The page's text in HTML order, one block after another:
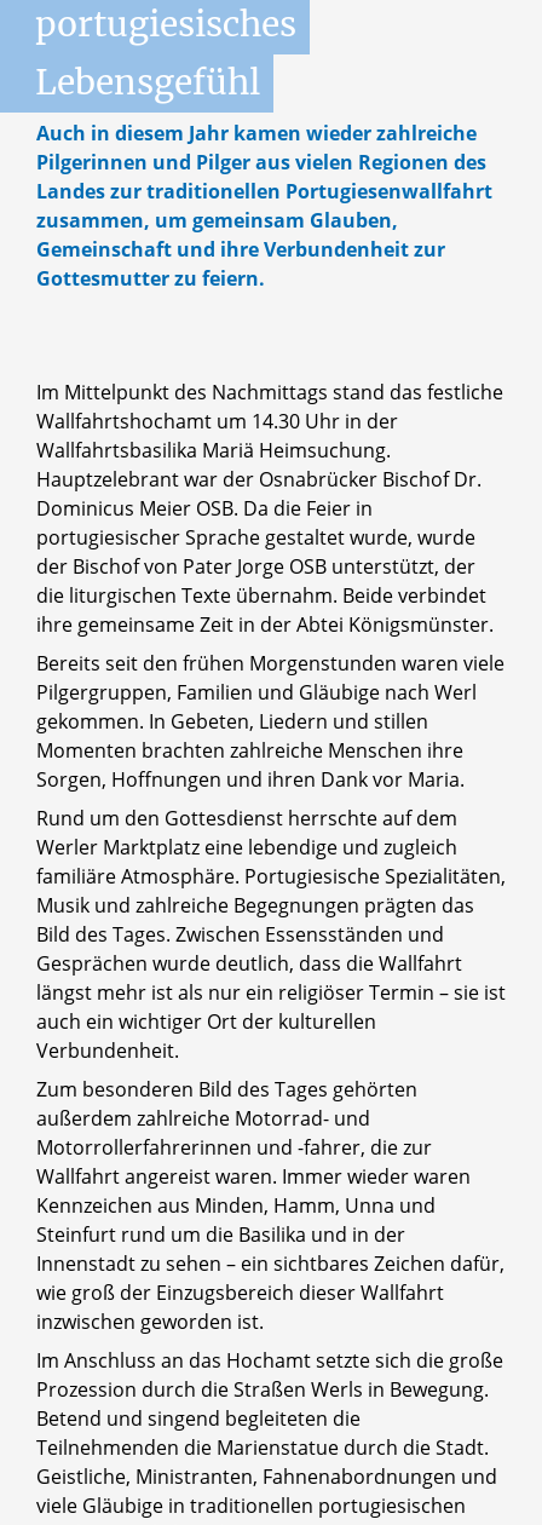
portugiesisches
Lebensgefühl
Auch in diesem Jahr kamen wieder zahlreiche
Pilgerinnen und Pilger aus vielen Regionen des
Landes zur traditionellen Portugiesenwallfahrt
zusammen, um gemeinsam Glauben,
Gemeinschaft und ihre Verbundenheit zur
Gottesmutter zu feiern.
Im Mittelpunkt des Nachmittags stand das festliche
Wallfahrtshochamt um 14.30 Uhr in der
Wallfahrtsbasilika Mariä Heimsuchung.
Hauptzelebrant war der Osnabrücker BischofDr.
Dominicus Meier OSB. Da die Feier in
portugiesischer Sprache gestaltet wurde, wurde
der Bischof von Pater Jorge OSB unterstützt, der
die liturgischen Texte übernahm. Beide verbindet
ihre gemeinsame Zeit in derAbtei Königsmünster.
Bereits seit den frühen Morgenstunden waren viele
Pilgergruppen, Familien und Gläubige nach Werl
gekommen. In Gebeten, Liedern und stillen
Momenten brachten zahlreiche Menschen ihre
Sorgen, Hoffnungen und ihren Dank vor Maria.
Rund um den Gottesdienst herrschte auf dem
Werler Marktplatz eine lebendige und zugleich
familiäre Atmosphäre. Portugiesische Spezialitäten,
Musik und zahlreiche Begegnungen prägten das
Bild des Tages. Zwischen Essensständen und
Gesprächen wurde deutlich, dass die Wallfahrt
längst mehr ist als nur ein religiöser Termin – sie ist
auch ein wichtiger Ort der kulturellen
Verbundenheit.
Zum besonderen Bild des Tages gehörten
außerdem zahlreiche Motorrad- und
Motorrollerfahrerinnen und -fahrer, die zur
Wallfahrt angereist waren. Immer wieder waren
Kennzeichen aus Minden, Hamm, Unna und
Steinfurt rund um die Basilika und in der
Innenstadt zu sehen – ein sichtbares Zeichen dafür,
wie groß der Einzugsbereich dieser Wallfahrt
inzwischen geworden ist.
Im Anschluss an das Hochamt setzte sich die große
Prozession durch die Straßen Werls in Bewegung.
Betend und singend begleiteten die
Teilnehmenden die Marienstatue durch die Stadt.
Geistliche, Ministranten, Fahnenabordnungen und
viele Gläubige in traditionellen portugiesischen